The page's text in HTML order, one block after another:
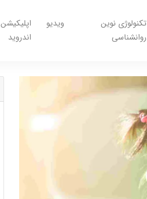
تکنولوژی نوین
روانشناسی
ویدیو
اپلیکیشن
اندروید